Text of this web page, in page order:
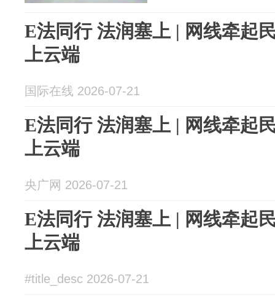
E法同行 法润塞上 | 网线牵起
上云端
国际在线 2026-07-21
E法同行 法润塞上 | 网线牵起
上云端
央广网 2026-07-21
E法同行 法润塞上 | 网线牵起
上云端
#title_desc 2026-07-21